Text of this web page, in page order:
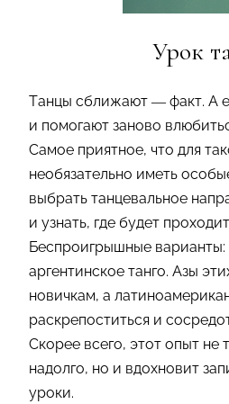
Урок
Танцы сближают — факт. А
и помогают заново
Самое приятное, что для
необязательно иметь
выбрать танцевальное
и узнать, где будет
Беспроигрышные варианты:
аргентинское танго. Азы
новичкам, а
раскрепоститься и
Скорее всего, этот опыт не
надолго, но и вдохновит
уроки.